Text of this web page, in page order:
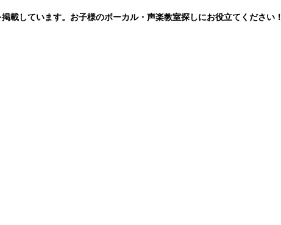
載しています。お子様のボーカル・声楽教室探しにお役立てください！